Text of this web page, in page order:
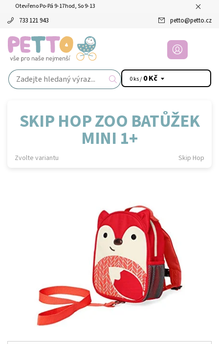
Otevřeno Po-Pá 9-17hod, So 9-13
733 121 943 petto@petto.cz
0 ks / 0 Kč
SKIP HOP ZOO BATŮŽEK
MINI 1+
Zvolte variantu Skip Hop